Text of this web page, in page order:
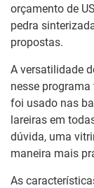
orçamento de
pedra
propostas.
A versatilidade
nesse
foi usado nas
lareiras em
dúvida, uma
maneira mais
As